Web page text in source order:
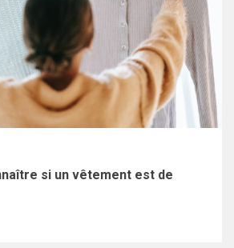
si un vêtement est de